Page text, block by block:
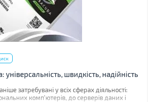
швидкість, надійність
затребувані у всіх сферах діяльності:
комп'ютерів, до серверів даних і